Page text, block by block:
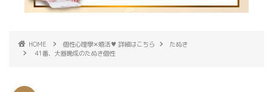
HOME 個性心理學✕婚活♥ 詳細はこちら
たぬき
41番、大器晩成のたぬき個性